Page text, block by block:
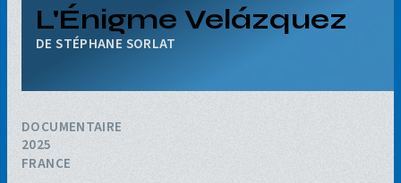
L'Énigme Velázquez
STÉPHANE SORLAT
DOCUMENTAIRE
2025
FRANCE